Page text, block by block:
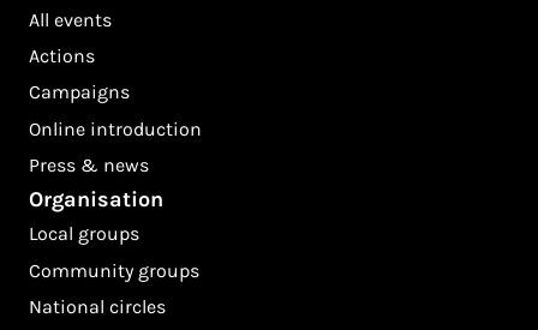
All events
Actions
Campaigns
Online introduction
Press & news
Organisation
Local groups
Community groups
National circles